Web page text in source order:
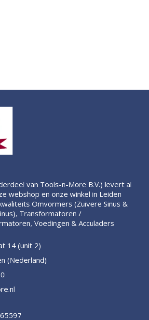
van Tools-n-More B.V.) levert al
webshop en onze winkel in Leiden
Omvormers (Zuivere Sinus &
Transformatoren /
Voedingen & Acculaders
14 (unit 2)
(Nederland)